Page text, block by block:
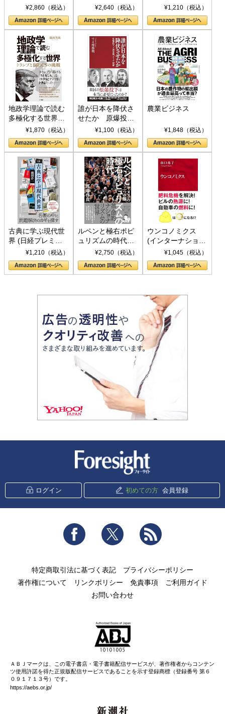
¥2,860（税込） ¥2,640（税込）
ト S 039)¥1,210（税込）
地政学理論で読む
多極化する世界：
トランプとBRICS
の挑戦
¥1,870（税込）
誰が日本を降伏さ
せたか 原爆投
下、ソ連参戦、そ
して聖断 (PHP新
書)
¥1,100（税込）
農業ビジネス
¥1,848（税込）
古典に学ぶ現代世
界 (日経プレミア
シリーズ)¥1,210（税込）
ルペンと極右ポピ
ュリズムの時代：
〈ヤヌス〉の二つ
の顔
¥2,750（税込）
ウンコノミクス
(インターナショナ
ル新書)¥1,045（税込）
ログイン 初めての方 会員登録
Facebook Twitter
特定商取引法に基づく表記
プライバシーポリシー
著作権について
リンクポリシー 免責事項
ご利用ガイド
お問い合わせ
ＡＢＪマークは、この電子書店・電子書籍配信サービスが、著作権者からコンテン
ツ使用許諾を得た正規版配信サービスであることを示す登録商標（登録番号 第６
０９１７１３号）です。
https://aebs.or.jp/